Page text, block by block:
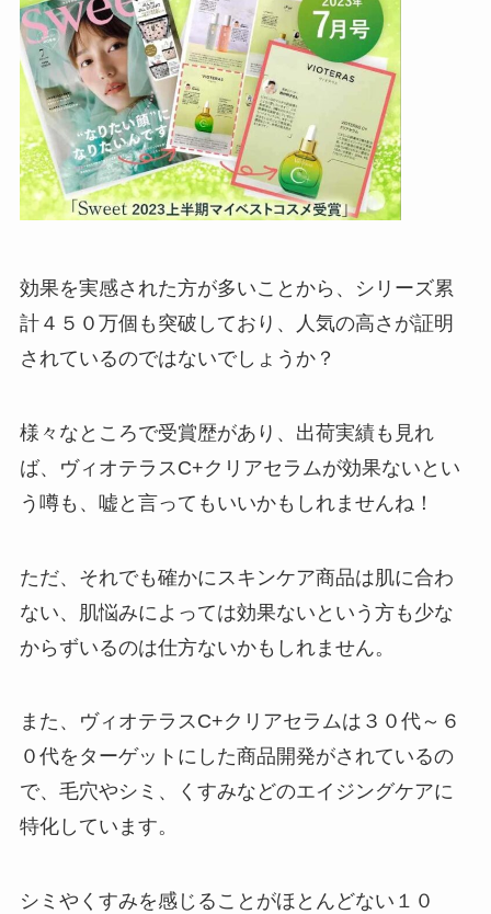
効果を実感された方が多いことから、シリーズ累
計４５０万個も突破しており、人気の高さが証明
されているのではないでしょうか？
様々なところで受賞歴があり、出荷実績も見れ
ば、ヴィオテラスC+クリアセラムが効果ないとい
う噂も、嘘と言ってもいいかもしれませんね！
ただ、それでも確かにスキンケア商品は肌に合わ
ない、肌悩みによっては効果ないという方も少な
からずいるのは仕方ないかもしれません。
また、ヴィオテラスC+クリアセラムは３０代～６
０代をターゲットにした商品開発がされているの
で、毛穴やシミ、くすみなどのエイジングケアに
特化しています。
シミやくすみを感じることがほとんどない１０